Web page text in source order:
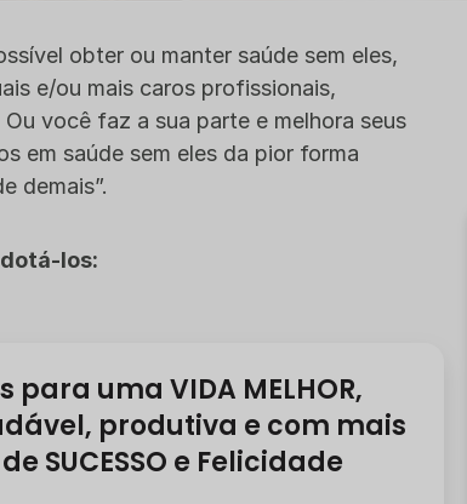
obter ou manter saúde sem eles,
e/ou mais caros profissionais,
você faz a sua parte e melhora seus
em saúde sem eles da pior forma
demais”.
los:
para uma VIDA MELHOR,
produtiva e com mais
SUCESSO e Felicidade